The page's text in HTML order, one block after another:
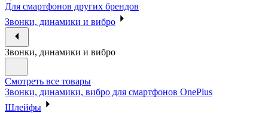
Для смартфонов других брендов
Звонки, динамики и вибро
Звонки, динамики и вибро
Смотреть все товары
Звонки, динамики, вибро для смартфонов OnePlus
Шлейфы